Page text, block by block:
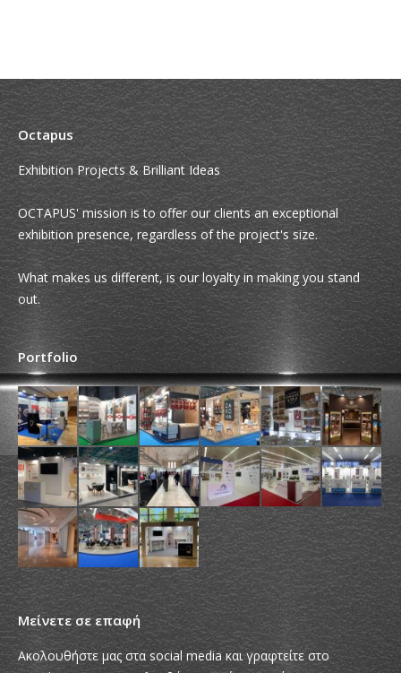
Octapus
Exhibition Projects & Brilliant Ideas
OCTAPUS' mission is to offer our clients an exceptional
exhibition presence, regardless of the project's size.
What makes us different, is our loyalty in making you stand
out.
Portfolio
Μείνετε σε επαφή
Ακολουθήστε μας στα social media και γραφτείτε στο